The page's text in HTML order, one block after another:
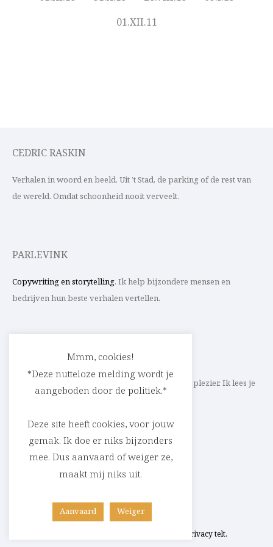
01.XII.11
CEDRIC RASKIN
Verhalen in woord en beeld. Uit ’t Stad, de parking of de rest van
de wereld. Omdat schoonheid nooit verveelt.
PARLEVINK
Copywriting en storytelling. Ik help bijzondere mensen en
bedrijven hun beste verhalen vertellen.
Schrijf ik straks mee aan jouw verhaal? Met veel plezier. Ik lees je
heel graag op
cedric@parlevink.be
SOCIAL
Facebook
Instagram
Linkedin
Jouw privacy telt.
Mmm, cookies!
*Deze nutteloze melding wordt je
aangeboden door de politiek.*
Deze site heeft cookies, voor jouw
gemak. Ik doe er niks bijzonders
mee. Dus aanvaard of weiger ze,
maakt mij niks uit.
Aanvaard Weiger